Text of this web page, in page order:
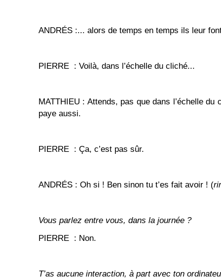
ANDRÉS :... alors de temps en temps ils leur
PIERRE : Voilà, dans l’échelle du cliché...
MATTHIEU : Attends, pas que dans l’échelle du
paye aussi.
PIERRE : Ça, c’est pas sûr.
ANDRÉS : Oh si ! Ben sinon tu t’es fait avoir ! (
Vous parlez entre vous, dans la journée ?
PIERRE : Non.
T’as aucune interaction, à part avec ton